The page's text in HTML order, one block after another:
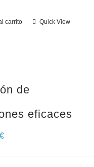
carrito Quick View
de
eficaces
€